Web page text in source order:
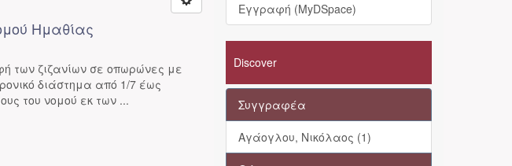
Ημαθίας
των ζιζανίων σε οπωρώνες με
διάστημα από 1/7 έως
του νομού εκ των ...
Εγγραφή (MyDSpace)
Discover
Συγγραφέα
Αγάογλου, Νικόλαος (1)